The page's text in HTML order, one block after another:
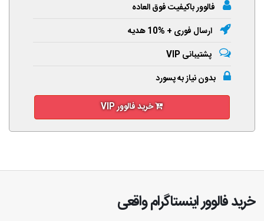
فالوور باکیفیت فوق العاده
ارسال فوری + %10 هدیه
پشتیبانی VIP
بدون نیاز به پسورد
خرید فالوور VIP
خرید فالوور اینستاگرام واقعی